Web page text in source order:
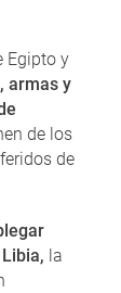
Egipto y
armas y
de los
de
la